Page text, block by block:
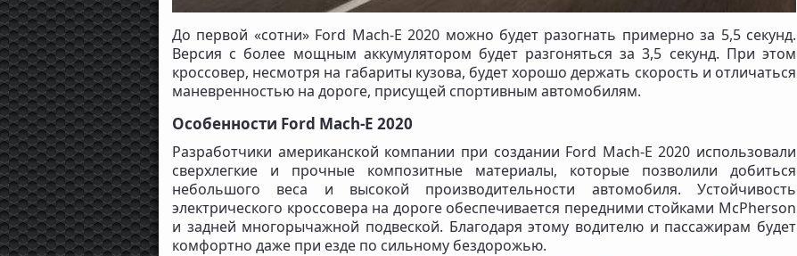
До первой «сотни» Ford Mach-E 2020 можно будет разогнать примерно за 5,5 секунд.
Версия с более мощным аккумулятором будет разгоняться за 3,5 секунд. При этом
кроссовер, несмотря на габариты кузова, будет хорошо держать скорость и отличаться
маневренностью на дороге, присущей спортивным автомобилям.
Особенности Ford Mach-E 2020
Разработчики американской компании при создании Ford Mach-E 2020 использовали
сверхлегкие и прочные композитные материалы, которые позволили добиться
небольшого веса и высокой производительности автомобиля. Устойчивость
электрического кроссовера на дороге обеспечивается передними стойками McPherson
и задней многорычажной подвеской. Благодаря этому водителю и пассажирам будет
комфортно даже при езде по сильному бездорожью.